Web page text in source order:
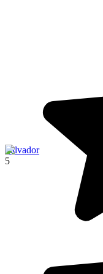
Salvador
5